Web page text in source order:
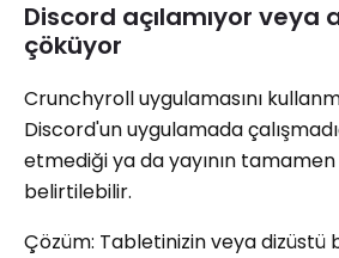
Discord açılamıyor veya
çöküyor
Crunchyroll uygulamasını
Discord'un uygulamada
etmediği ya da yayının
belirtilebilir.
Çözüm: Tabletinizin veya dizüstü